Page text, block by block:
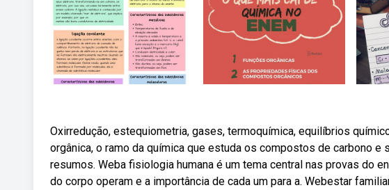
Oxirredução, estequiometria, gases, termoquímica, equilíbrios
orgânica, o ramo da química que estuda os compostos de carbono
resumos. Weba fisiologia humana é um tema central nas provas do
do corpo operam e a importância de cada um para a. Webestar